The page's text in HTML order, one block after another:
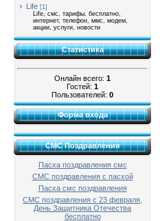
Life [1]
Life, смс, тарифы, бесплатно,
интернет, телефон, ммс, модем,
акции, услуги, новости
Статистика
Онлайн всего: 1
Гостей: 1
Пользователей: 0
Форма входа
СМС Поздравления
Пасха поздравления смс
СМС поздравления с пасхой
Пасха смс поздравления
СМС поздравления с 23 февраля,
День Защитника Отечества
бесплатно